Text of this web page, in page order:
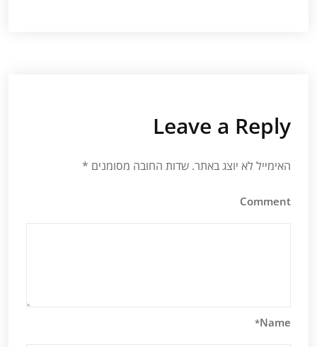
Leave a Reply
האימייל לא יוצג באתר. שדות החובה מסומנים *
Comment
Name
*